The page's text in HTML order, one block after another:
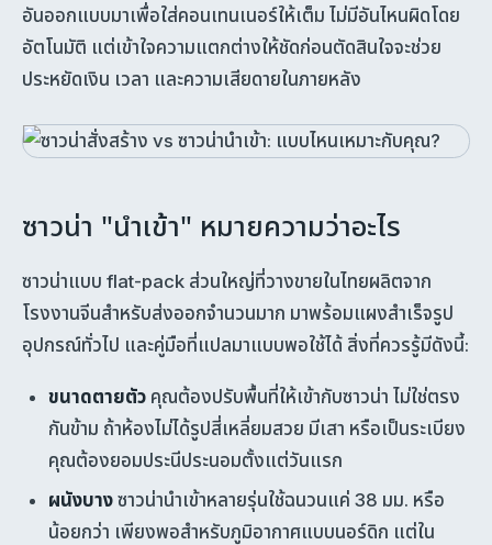
อันออกแบบมาเพื่อใส่คอนเทนเนอร์ให้เต็ม ไม่มีอันไหนผิดโดย
อัตโนมัติ แต่เข้าใจความแตกต่างให้ชัดก่อนตัดสินใจจะช่วย
ประหยัดเงิน เวลา และความเสียดายในภายหลัง
ซาวน่า "นำเข้า" หมายความว่าอะไร
ซาวน่าแบบ flat-pack ส่วนใหญ่ที่วางขายในไทยผลิตจาก
โรงงานจีนสำหรับส่งออกจำนวนมาก มาพร้อมแผงสำเร็จรูป
อุปกรณ์ทั่วไป และคู่มือที่แปลมาแบบพอใช้ได้ สิ่งที่ควรรู้มีดังนี้:
ขนาดตายตัวคุณต้องปรับพื้นที่ให้เข้ากับซาวน่า ไม่ใช่ตรง
กันข้าม ถ้าห้องไม่ได้รูปสี่เหลี่ยมสวย มีเสา หรือเป็นระเบียง
คุณต้องยอมประนีประนอมตั้งแต่วันแรก
ผนังบางซาวน่านำเข้าหลายรุ่นใช้ฉนวนแค่ 38 มม. หรือ
น้อยกว่า เพียงพอสำหรับภูมิอากาศแบบนอร์ดิก แต่ใน